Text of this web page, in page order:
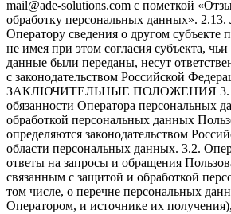
mail@ade-solutions.com с пометкой
обработку персональных данных».
Оператору сведения о другом субъекте
не имея при этом согласия субъекта,
данные были переданы, несут
с законодательством Российской
ЗАКЛЮЧИТЕЛЬНЫЕ ПОЛОЖЕНИЯ 3.1.
обязанности Оператора персональных
обработкой персональных данных
определяются законодательством
области персональных данных. 3.2.
ответы на запросы и обращения
связанным с защитой и обработкой
том числе, о перечне персональных
Оператором, и источнике их